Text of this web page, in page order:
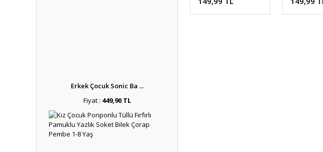
Erkek Çocuk Sonic Ba ...
Fiyat : 449,90 TL